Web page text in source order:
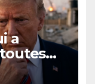
a
crise